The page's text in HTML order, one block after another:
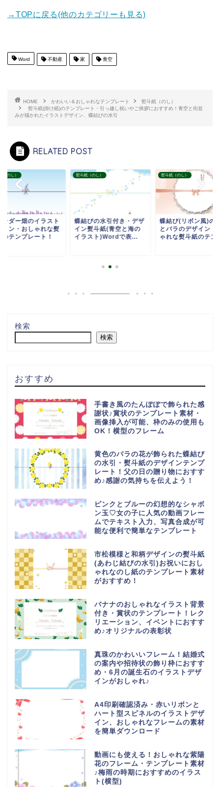
→TOPに戻る(他のカテゴリーも見る)
Word 不動産 家 青空
HOME かわいい＆おしゃれなテンプレート
熨斗紙（のし）
熨斗紙(掛け紙)のテンプレート・引っ越し祝いやご挨拶におすすめ！青空と街並
みが描かれたイラストデザイン、蝶結びの水引
RELATED POST
（のし）
ンダー畑のイラスト
イン・おしゃれな熨
のテンプレート！
熨斗紙（のし）
蝶結びの水引付き・デザ
イン熨斗紙(青空と海の
イラスト)Wordで表...
熨斗紙（のし）
蝶結び(リボン風)の
とバラのデザイン・
ゃれな熨斗紙のテン
検索
検索
おすすめ
手書き風のたんぽぽで飾られた感
謝状♪賞状のテンプレート素材・
画像挿入が可能、枠のみの使用も
OK！横型のフレーム
黄色のバラの花が飾られた蝶結び
の水引・熨斗紙のデザインテンプ
レート！父の日の贈り物におすす
め♪感謝の気持ちを伝えよう！
ピンクとブルーの幻想的なシャボ
ン玉♡女の子に人気の動画フレー
ムでテキスト入力、写真合成が可
能な便利で簡単なテンプレート
市松模様と和柄デザインの熨斗紙
(あわじ結びの水引)お祝いにおし
ゃれなのし紙のテンプレート素材
がおすすめ！
バナナのおしゃれなイラスト背景
付き・賞状のテンプレート！レク
リエーション、イベントにおすす
め♪オリジナルの表彰状
真珠のかわいいフレーム！結婚式
の案内や招待状の飾り枠におすす
め・6月の誕生石のイラストデザ
インがおしゃれ♪
A4印刷確認済み・赤いリボンと
ハート型スピネルのイラストデザ
イン、おしゃれなフレームの素材
を簡単ダウンロード
動画にも使える！おしゃれな紫陽
花のフレーム・テンプレート素材
♪梅雨の時期におすすめのイラス
ト(横型)